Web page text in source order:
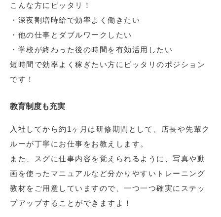
こんな方にピッタリ！
・深夜割増時給で効率よく働きたい
・他の仕事とダブルワークしたい
・学校が終わった後の時間を有効活用したい
短時間で効率よく稼ぎたい方にピッタリのポジション
です！
教育制度も充実
入社してから約1ヶ月は研修期間として、店長や先輩ク
ルーが丁寧にお仕事をお教えします。
また、スグに仕事内容を覚えられるように、写真や動
画を使ったマニュアルなど分かりやすいトレーニング
教材をご用意していますので、一つ一つ確実にステッ
プアップすることができますよ！